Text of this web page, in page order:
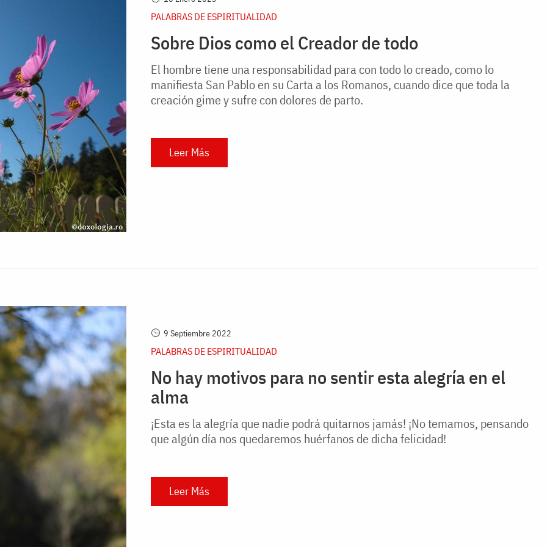
PALABRAS DE ESPIRITUALIDAD
Sobre Dios como el Creador de todo
El hombre tiene una responsabilidad para con todo lo creado, como lo
manifiesta San Pablo en su Carta a los Romanos, cuando dice que toda la
creación gime y sufre con dolores de parto.
Leer Más
9 Septiembre 2022
PALABRAS DE ESPIRITUALIDAD
No hay motivos para no sentir esta alegría en el
alma
¡Esta es la alegría que nadie podrá quitarnos jamás! ¡No temamos, pensando
que algún día nos quedaremos huérfanos de dicha felicidad!
Leer Más